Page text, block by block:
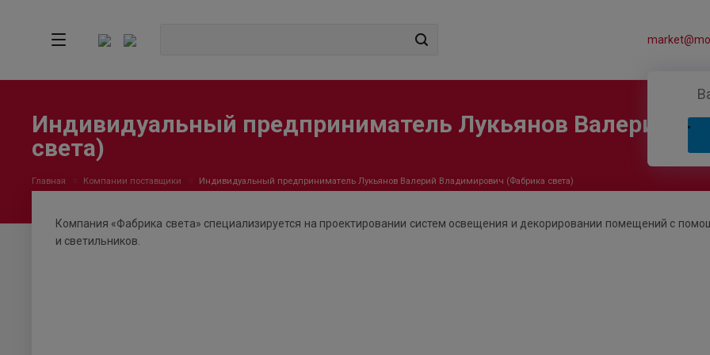
Индивидуальный предприниматель Лукьянов Валерий
света)
Главная Компании поставщики Индивидуальный предприниматель Лукьянов Валерий Владимирович (Фабрика света)
Компания «Фабрика света» специализируется на проектировании систем освещения и декорировании помещений с
и светильников.